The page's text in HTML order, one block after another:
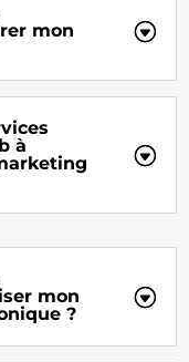
mon
à
mon
?